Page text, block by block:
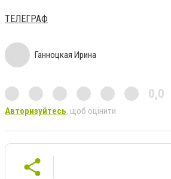
ТЕЛЕГРАФ
Ганноцкая Ирина
0,0
Авторизуйтесь, щоб оцінити